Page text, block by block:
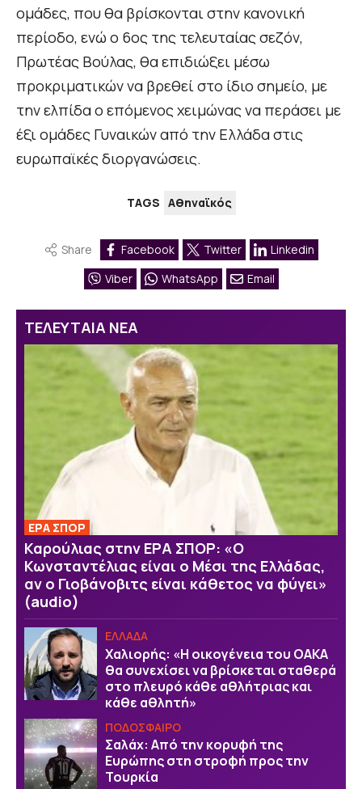
ομάδες, που θα βρίσκονται στην κανονική
περίοδο, ενώ ο 6ος της τελευταίας σεζόν,
Πρωτέας Βούλας, θα επιδιώξει μέσω
προκριματικών να βρεθεί στο ίδιο σημείο, με
την ελπίδα ο επόμενος χειμώνας να περάσει με
έξι ομάδες Γυναικών από την Ελλάδα στις
ευρωπαϊκές διοργανώσεις.
TAGS Αθηναϊκός
Share Facebook Twitter
Linkedin
Viber
WhatsApp Email
ΤΕΛΕΥΤΑΙΑ ΝΕΑ
ΕΡΑ ΣΠΟΡ
Καρούλιας στην ΕΡΑ ΣΠΟΡ: «Ο
Κωνσταντέλιας είναι ο Μέσι της Ελλάδας,
αν ο Γιοβάνοβιτς είναι κάθετος να φύγει»
(audio)
ΕΛΛΑΔΑ
Χαλιορής: «Η οικογένεια του ΟΑΚΑ
θα συνεχίσει να βρίσκεται σταθερά
στο πλευρό κάθε αθλήτριας και
κάθε αθλητή»
ΠΟΔΟΣΦΑΙΡΟ
Σαλάχ: Από την κορυφή της
Ευρώπης στη στροφή προς την
Τουρκία